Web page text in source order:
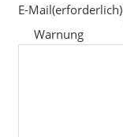
E-Mail(erforderlich)
Warnung